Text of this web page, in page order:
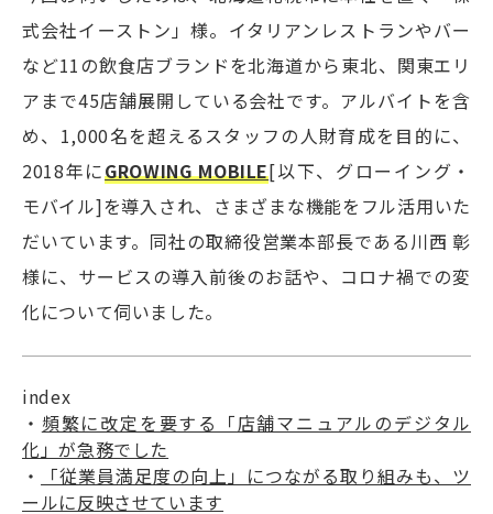
式会社イーストン」様。イタリアンレストランやバー
など11の飲食店ブランドを北海道から東北、関東エリ
アまで45店舗展開している会社です。アルバイトを含
め、1,000名を超えるスタッフの人財育成を目的に、
2018年にGROWING MOBILE[以下、グローイング・
モバイル]を導入され、さまざまな機能をフル活用いた
だいています。同社の取締役営業本部長である川西 彰
様に、サービスの導入前後のお話や、コロナ禍での変
化について伺いました。
index
・ 頻繁に改定を要する「店舗マニュアルのデジタル
化」が急務でした
・
「従業員満足度の向上」につながる取り組みも、ツ
ールに反映させています